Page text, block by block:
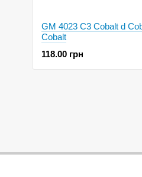
GM 4023 C3 Cobalt d
Cobalt
118.00 грн